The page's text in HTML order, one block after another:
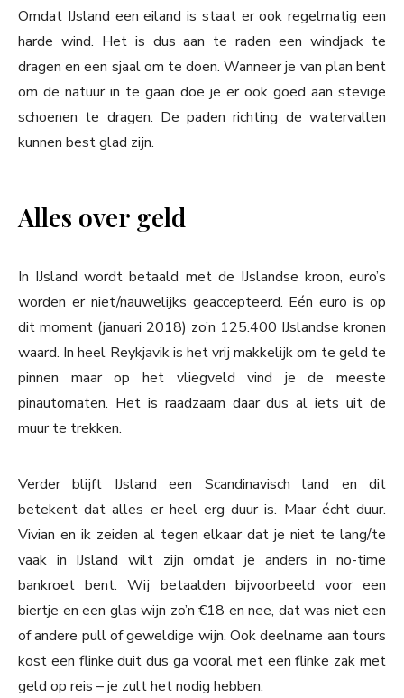
Omdat IJsland een eiland is staat er ook regelmatig een
harde wind. Het is dus aan te raden een windjack te
dragen en een sjaal om te doen. Wanneer je van plan bent
om de natuur in te gaan doe je er ook goed aan stevige
schoenen te dragen. De paden richting de watervallen
kunnen best glad zijn.
Alles over geld
In IJsland wordt betaald met de IJslandse kroon, euro’s
worden er niet/nauwelijks geaccepteerd. Eén euro is op
dit moment (januari 2018) zo’n 125.400 IJslandse kronen
waard. In heel Reykjavik is het vrij makkelijk om te geld te
pinnen maar op het vliegveld vind je de meeste
pinautomaten. Het is raadzaam daar dus al iets uit de
muur te trekken.
Verder blijft IJsland een Scandinavisch land en dit
betekent dat alles er heel erg duur is. Maar écht duur.
Vivian en ik zeiden al tegen elkaar dat je niet te lang/te
vaak in IJsland wilt zijn omdat je anders in no-time
bankroet bent. Wij betaalden bijvoorbeeld voor een
biertje en een glas wijn zo’n €18 en nee, dat was niet een
of andere pull of geweldige wijn. Ook deelname aan tours
kost een flinke duit dus ga vooral met een flinke zak met
geld op reis – je zult het nodig hebben.